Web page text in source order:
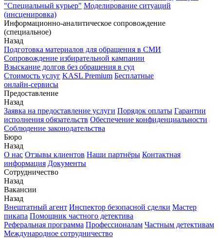
"Специальный курьер" Моделирование ситуаций
(инсценировка)
Информационно-аналитическое сопровождение
(специальное)
Назад
Подготовка материалов для обращения в СМИ
Сопровождение избирательной кампании
Взыскание долгов без обращения в суд
Стоимость услуг KASL Premium Бесплатные
онлайн-сервисы
Предоставление
Назад
Заявка на предоставление услуги Порядок оплаты Гарантии
исполнения обязательств Обеспечение конфиденциальности
Соблюдение законодательства
Бюро
Назад
О нас Отзывы клиентов Наши партнёры Контактная
информация Документы
Сотрудничество
Назад
Вакансии
Назад
Внештатный агент Инспектор безопасной сделки Мастер
пикапа Помощник частного детектива
Реферальная программа Профессионалам Частным детективам
Международное сотрудничество